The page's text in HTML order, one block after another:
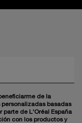
de la
basadas
parte de L'Oréal España
con los productos y